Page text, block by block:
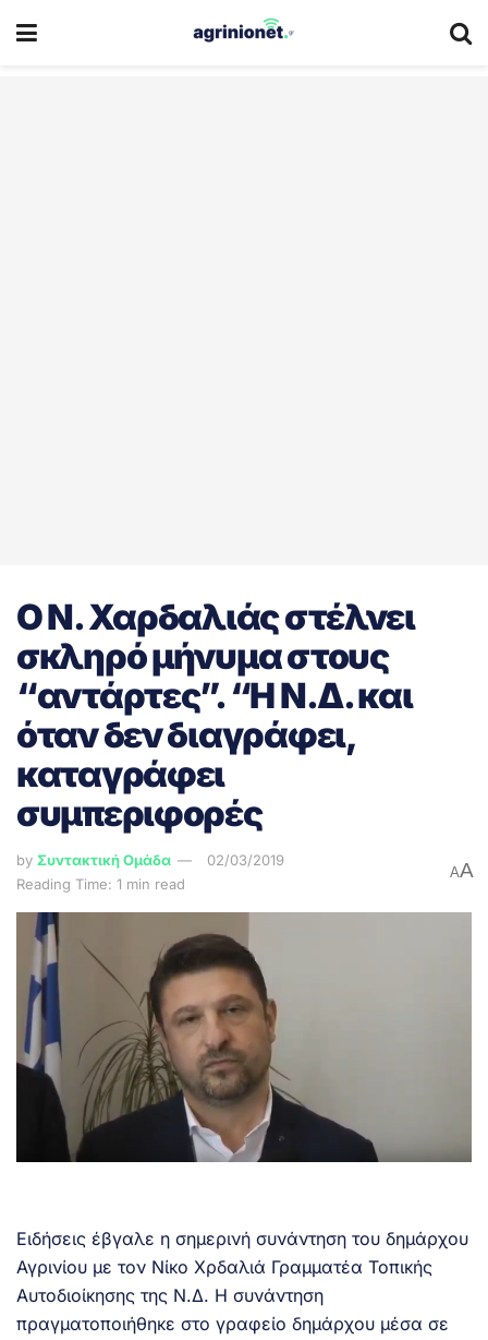
O Ν. Χαρδαλιάς στέλνει
σκληρό μήνυμα στους
“αντάρτες”. “Η Ν.Δ. και
όταν δεν διαγράφει,
καταγράφει
συμπεριφορές
by Συντακτική Ομάδα
02/03/2019
Reading Time: 1 min read
AA
Ειδήσεις έβγαλε η σημερινή συνάντηση του δημάρχου
Αγρινίου με τον Νίκο Χρδαλιά Γραμματέα Τοπικής
Αυτοδιοίκησης της Ν.Δ. Η συνάντηση
πραγματοποιήθηκε στο γραφείο δημάρχου μέσα σε